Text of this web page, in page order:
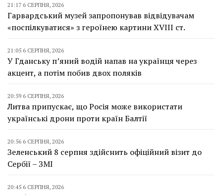
21:17 6 СЕРПНЯ, 2026
Гарвардський музей запропонував відвідувачам
«поспілкуватися» з героїнею картини XVIII ст.
21:05 6 СЕРПНЯ, 2026
У Гданську п’яний водій напав на українця через
акцент, а потім побив двох поляків
20:59 6 СЕРПНЯ, 2026
Литва припускає, що Росія може використати
українські дрони проти країн Балтії
20:56 6 СЕРПНЯ, 2026
Зеленський 8 серпня здійснить офіційний візит до
Сербії – ЗМІ
20:45 6 СЕРПНЯ, 2026